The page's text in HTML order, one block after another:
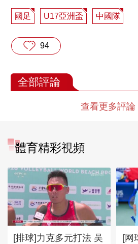
國足 U17亞洲盃 中國隊
94
全部評論
查看更多評論
體育精彩視頻
[排球]力克多元打法 吴
[网